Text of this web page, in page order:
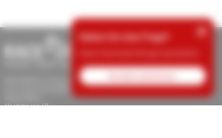
RACE RESULT Switzerland
Hardstrasse 40
×
Haben Sie eine Frage?